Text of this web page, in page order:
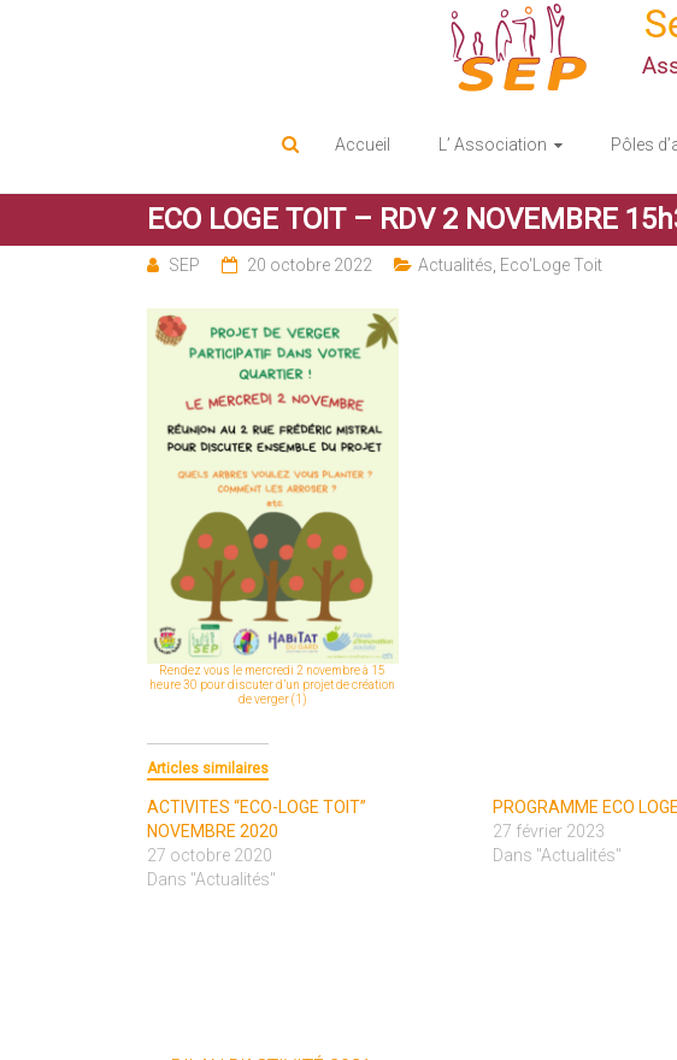
Accueil L’ Association Pôles
ECO LOGE TOIT – RDV 2 NOVEMBRE
SEP 20 octobre 2022 Actualités Eco'Loge Toit
Rendez vous le mercredi 2 novembre à 15
heure 30 pour discuter d’un projet de création
de verger (1)
Articles similaires
ACTIVITES “ECO-LOGE TOIT”
NOVEMBRE 2020
27 octobre 2020
Dans "Actualités"
PROGRAMME ECO
27 février 2023
Dans "Actualités"